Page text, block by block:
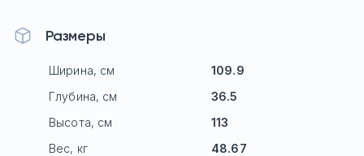
Размеры
Ширина, см
109.9
Глубина, см
36.5
Высота, см
113
Вес, кг
48.67